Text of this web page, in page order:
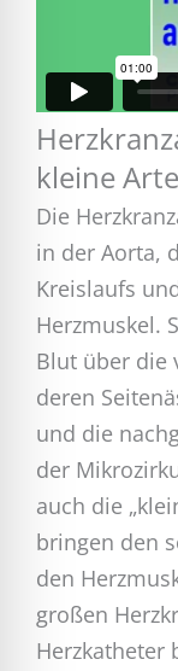
kleine
Die
in der Aorta,
Kreislaufs
Herzmuskel.
Blut über die
deren
und die
der
auch die
bringen den
den
großen
Herzkatheter